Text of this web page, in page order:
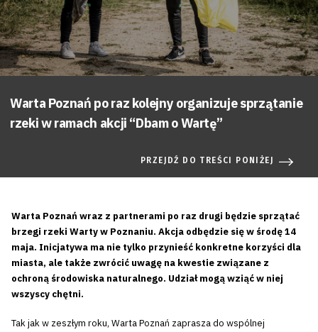
Warta Poznań po raz kolejny organizuje sprzątanie
rzeki w ramach akcji “Dbam o Wartę”
PRZEJDŹ DO TREŚCI PONIŻEJ
Warta Poznań wraz z partnerami po raz drugi będzie sprzątać
brzegi rzeki Warty w Poznaniu. Akcja odbędzie się w środę 14
maja. Inicjatywa ma nie tylko przynieść konkretne korzyści dla
miasta, ale także zwrócić uwagę na kwestie związane z
ochroną środowiska naturalnego. Udział mogą wziąć w niej
wszyscy chętni.
Tak jak w zeszłym roku, Warta Poznań zaprasza do wspólnej